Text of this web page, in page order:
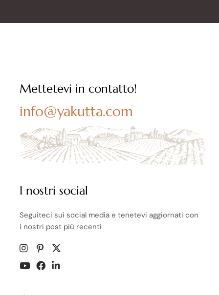
Mettetevi in contatto!
info@yakutta.com
I nostri social
Seguiteci sui social media e tenetevi aggiornati con
i nostri post più recenti